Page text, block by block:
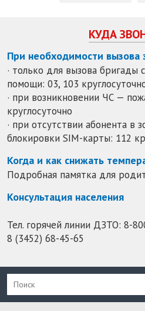
КУДА
При необходимости вызова
· только для вызова бригады
помощи: 03, 103
· при возникновении ЧС —
круглосуточно
· при отсутствии абонента в
блокировки SIM-карты: 112
Когда и как снижать
Подробная памятка для
Консультация населения
Тел. горячей линии ДЗТО: 8-
8 (3452) 68-45-65